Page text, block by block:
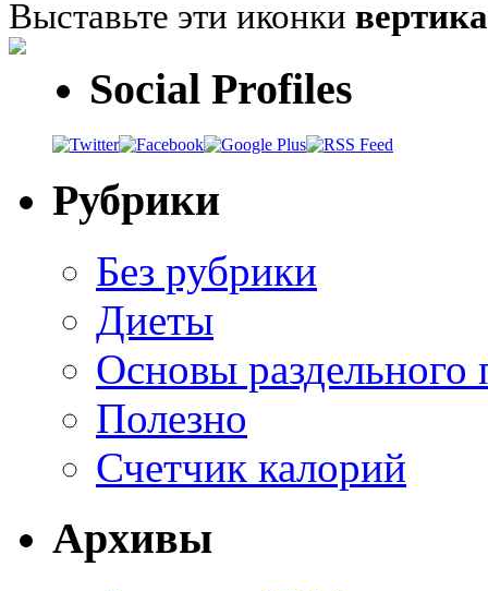
Выставьте эти иконки
Social Profiles
Рубрики
Без рубрики
Диеты
Основы раздельного
Полезно
Счетчик калорий
Архивы